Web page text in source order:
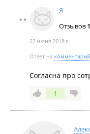
Я
Отзывов 1
22 июня 2018 г.
Ответ на комментарий
Согласна про
1